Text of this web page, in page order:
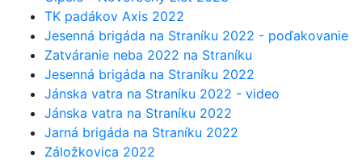
TK padákov Axis 2022
Jesenná brigáda na Straníku 2022 - poďakovanie
Zatváranie neba 2022 na Straníku
Jesenná brigáda na Straníku 2022
Jánska vatra na Straníku 2022 - video
Jánska vatra na Straníku 2022
Jarná brigáda na Straníku 2022
Záložkovica 2022